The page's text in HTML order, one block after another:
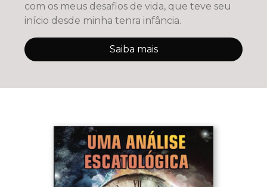
com os meus desafios de vida, que teve seu
início desde minha tenra infância.
Saiba mais